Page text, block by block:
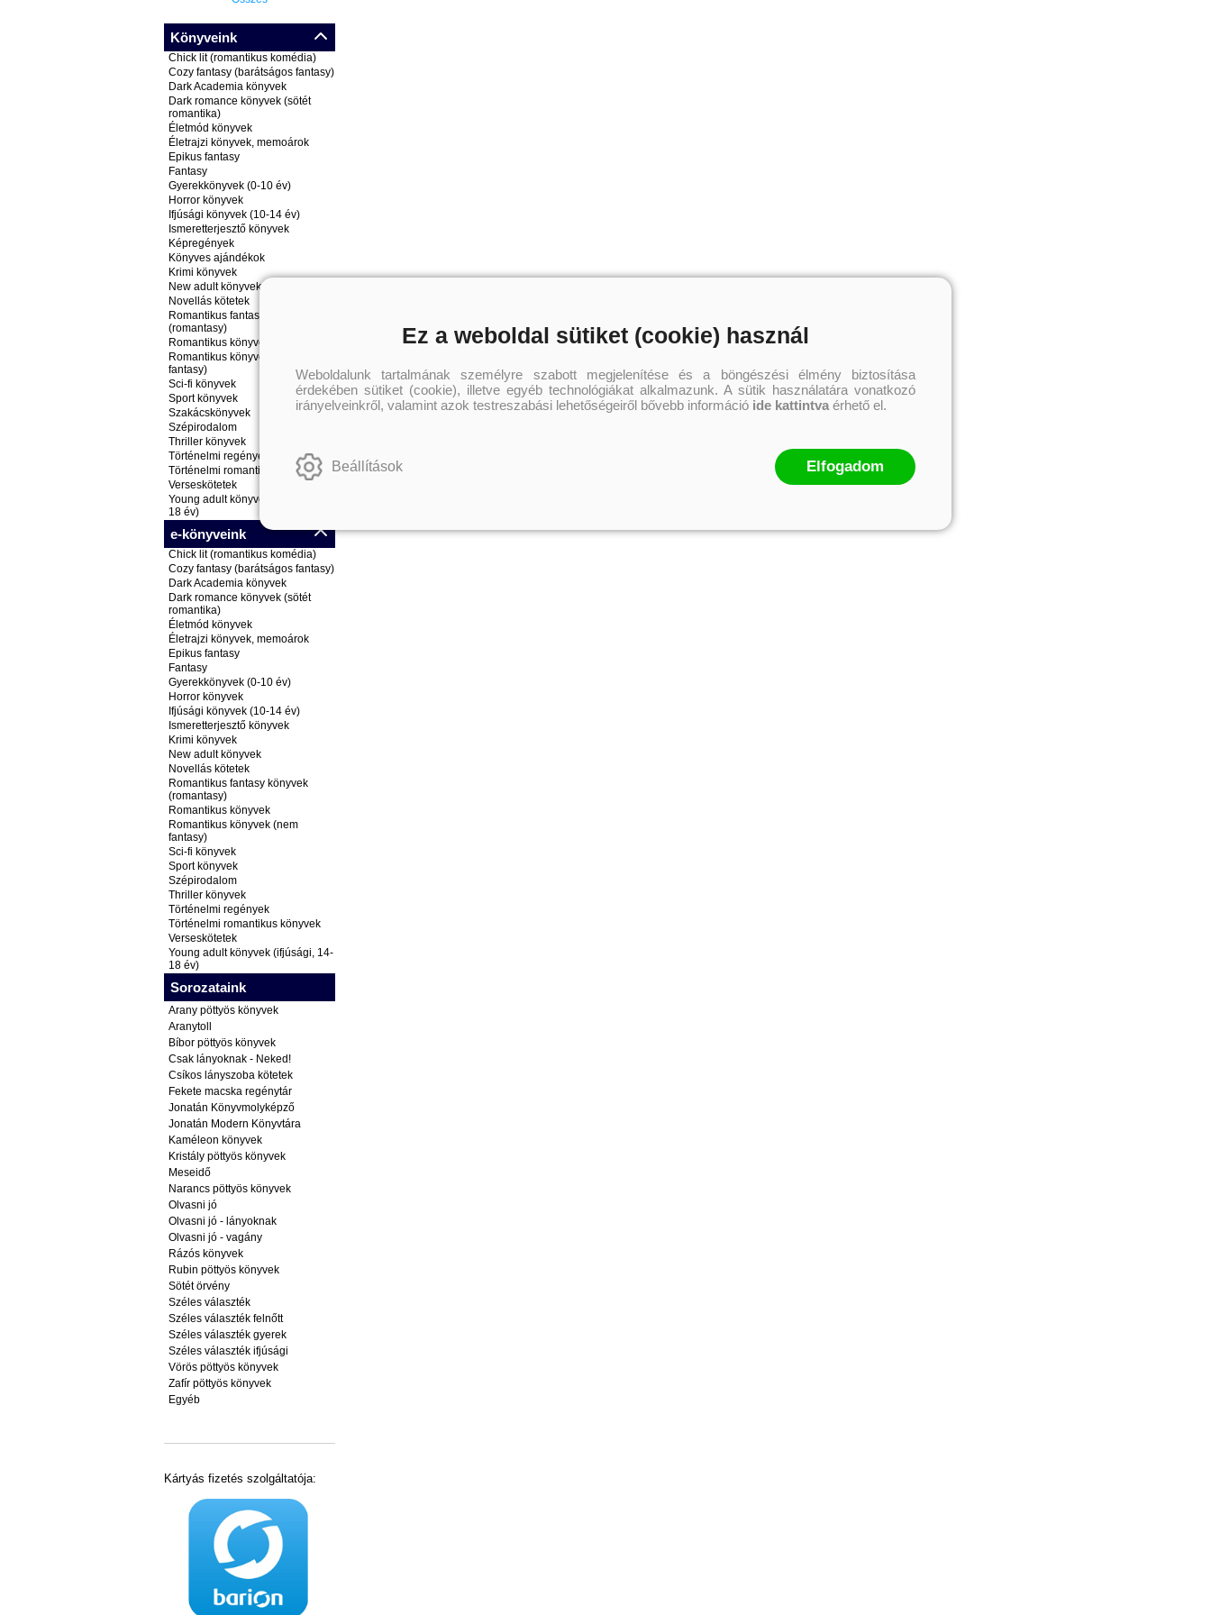
Könyveink
Chick lit (romantikus komédia)
Cozy fantasy (barátságos fantasy)
Dark Academia könyvek
Dark romance könyvek (sötét
romantika)
Életmód könyvek
Életrajzi könyvek, memoárok
Epikus fantasy
Fantasy
Gyerekkönyvek (0-10 év)
Horror könyvek
Ifjúsági könyvek (10-14 év)
Ismeretterjesztő könyvek
Képregények
Könyves ajándékok
Krimi könyvek
New adult könyvek
Novellás kötetek
Romantikus fantasy könyvek
(romantasy)
Romantikus könyvek
Romantikus könyvek (nem
fantasy)
Sci-fi könyvek
Sport könyvek
Szakácskönyvek
Szépirodalom
Thriller könyvek
Történelmi regények
Történelmi romantikus könyvek
Verseskötetek
Young adult könyvek (ifjúsági, 14-
18 év)
e-könyveink
Chick lit (romantikus komédia)
Cozy fantasy (barátságos fantasy)
Dark Academia könyvek
Dark romance könyvek (sötét
romantika)
Életmód könyvek
Életrajzi könyvek, memoárok
Epikus fantasy
Fantasy
Gyerekkönyvek (0-10 év)
Horror könyvek
Ifjúsági könyvek (10-14 év)
Ismeretterjesztő könyvek
Krimi könyvek
New adult könyvek
Novellás kötetek
Romantikus fantasy könyvek
(romantasy)
Romantikus könyvek
Romantikus könyvek (nem
fantasy)
Sci-fi könyvek
Sport könyvek
Szépirodalom
Thriller könyvek
Történelmi regények
Történelmi romantikus könyvek
Verseskötetek
Young adult könyvek (ifjúsági, 14-
18 év)
Sorozataink
Arany pöttyös könyvek
Aranytoll
Bíbor pöttyös könyvek
Csak lányoknak - Neked!
Csíkos lányszoba kötetek
Fekete macska regénytár
Jonatán Könyvmolyképző
Jonatán Modern Könyvtára
Kaméleon könyvek
Kristály pöttyös könyvek
Meseidő
Narancs pöttyös könyvek
Olvasni jó
Olvasni jó - lányoknak
Olvasni jó - vagány
Rázós könyvek
Rubin pöttyös könyvek
Sötét örvény
Széles választék
Széles választék felnőtt
Széles választék gyerek
Széles választék ifjúsági
Vörös pöttyös könyvek
Zafír pöttyös könyvek
Egyéb
Kártyás fizetés szolgáltatója:
Ez a weboldal sütiket (cookie) használ
Weboldalunk tartalmának személyre szabott megjelenítése és a böngészési élmény biztosítása
érdekében sütiket (cookie), illetve egyéb technológiákat alkalmazunk. A sütik használatára vonatkozó
irányelveinkről, valamint azok testreszabási lehetőségeiről bővebb információ ide kattintva érhető el.
Beállítások Elfogadom